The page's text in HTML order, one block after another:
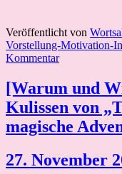
Veröffentlicht von
Vorstellung-Motivation-
Kommentar
[Warum und
Kulissen von
magische
27. November